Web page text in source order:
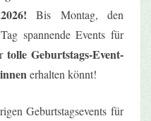
Bis Montag, den
spannende Events für
tolle Geburtstags-Event-
erhalten könnt!
Geburtstagsevents für